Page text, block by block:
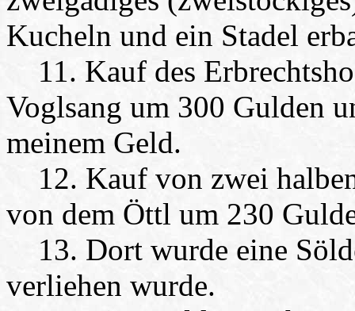
Kucheln und ein Stadel
11. Kauf des
Voglsang um 300 Gulden
meinem Geld.
12. Kauf von zwei
von dem Öttl um 230
13. Dort wurde eine
verliehen wurde.